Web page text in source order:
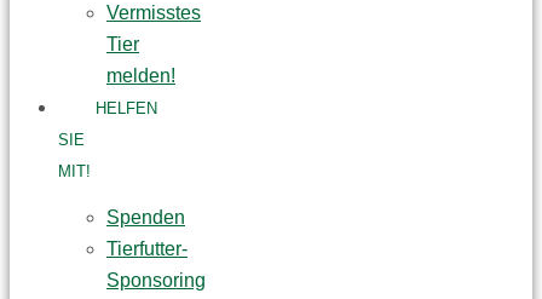
Vermisstes
Tier
melden!
HELFEN
SIE
MIT!
Spenden
Tierfutter-
Sponsoring